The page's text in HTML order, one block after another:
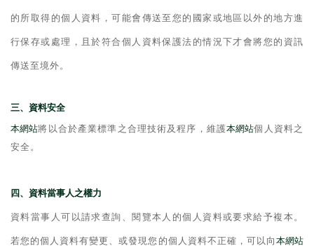
的所取得的個人資料，可能會傳送至您的國家或地區以外的地方進
行保存或處理，且於符合個人資料保護法的情況下才會將您的資訊
傳送至境外。
三、資料安全
本網站將以合於產業標準之合理技術及程序，維護本網站個人資料之
安全。
四、資料當事人之權力
資料當事人可以請求查詢、閱覽本人的個人資料或要求給予複本。
若您的個人資料有變更、或發現您的個人資料不正確，可以向 本網站